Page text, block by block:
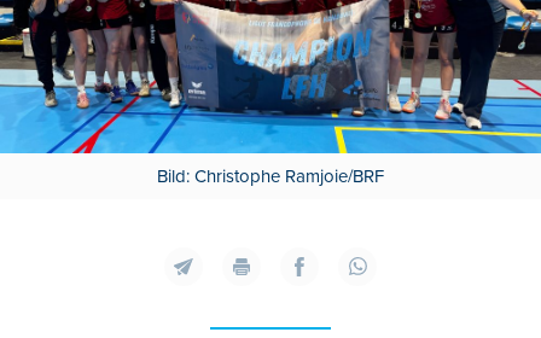
Bild: Christophe Ramjoie/BRF